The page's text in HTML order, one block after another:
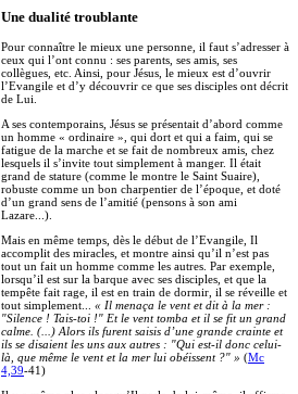
Une dualité troublante
Pour connaître le mieux une personne, il faut s’adresser à
ceux qui l’ont connu : ses parents, ses amis, ses
collègues, etc. Ainsi, pour Jésus, le mieux est d’ouvrir
l’Evangile et d’y découvrir ce que ses disciples ont décrit
de Lui.
A ses contemporains, Jésus se présentait d’abord comme
un homme « ordinaire », qui dort et qui a faim, qui se
fatigue de la marche et se fait de nombreux amis, chez
lesquels il s’invite tout simplement à manger. Il était
grand de stature (comme le montre le Saint Suaire),
robuste comme un bon charpentier de l’époque, et doté
d’un grand sens de l’amitié (pensons à son ami
Lazare...).
Mais en même temps, dès le début de l’Evangile, Il
accomplit des miracles, et montre ainsi qu’il n’est pas
tout un fait un homme comme les autres. Par exemple,
lorsqu’il est sur la barque avec ses disciples, et que la
tempête fait rage, il est en train de dormir, il se réveille et
tout simplement... « Il menaça le vent et dit à la mer :
"Silence ! Tais-toi !" Et le vent tomba et il se fit un grand
calme. (...) Alors ils furent saisis d’une grande crainte et
ils se disaient les uns aux autres : "Qui est-il donc celui-
là, que même le vent et la mer lui obéissent ?" » (Mc
4,39-41)